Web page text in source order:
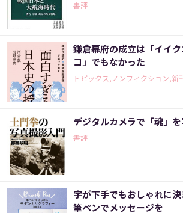
書評
鎌倉幕府の成立は「イイ
コ」でもなかった
トピックス,ノンフィクション,新
デジタルカメラで「魂」
書評
字が下手でもおしゃれに
筆ペンでメッセージを